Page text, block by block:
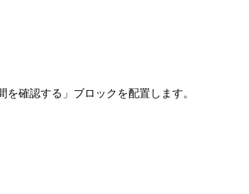
確認する」ブロックを配置します。